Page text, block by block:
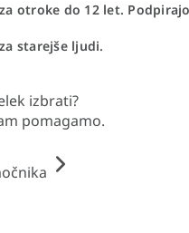
otroke do 12 let.
starejše ljudi.
izbrati?
pomagamo.